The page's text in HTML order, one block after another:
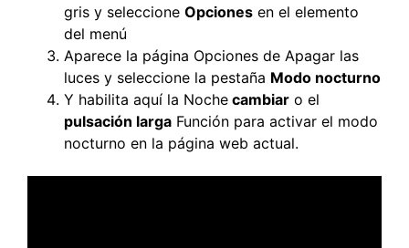
gris y seleccione Opciones en el elemento
del menú
Aparece la página Opciones de Apagar las
luces y seleccione la pestaña Modo nocturno
Y habilita aquí la Noche cambiar o el
pulsación larga Función para activar el modo
nocturno en la página web actual.